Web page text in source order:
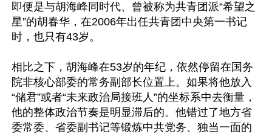
即便是与胡海峰同时代、曾被称为共青团派“希望之
星”的胡春华，在2006年出任共青团中央第一书记
时，也只有43岁。
相比之下，胡海峰在53岁的年纪，依然停留在国务
院非核心部委的常务副部长位置上。如果将他放入
“储君”或者“未来政治局接班人”的坐标系中去衡量，
他的整体政治节奏是明显滞后的。他错过了地方省
委常委、省委副书记等锻炼中共党务、独当一面的